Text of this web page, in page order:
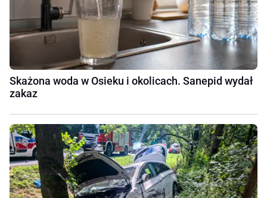
Skażona woda w Osieku i okolicach. Sanepid wydał
zakaz